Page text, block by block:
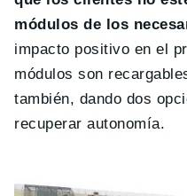
módulos de los
impacto positivo en el
módulos son
también, dando dos
recuperar autonomía.